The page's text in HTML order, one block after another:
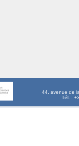
44, avenue de
Tél. :